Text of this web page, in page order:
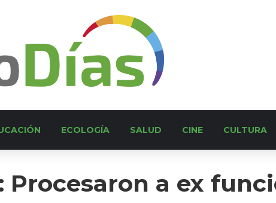
ECOLOGÍA SALUD CINE CULTURA
Procesaron a ex